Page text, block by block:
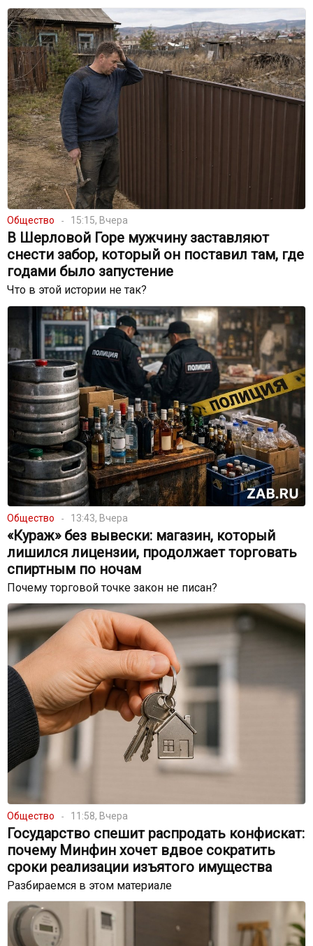
Общество 15:15, Вчера
В Шерловой Горе мужчину заставляют
снести забор, который он поставил там, где
годами было запустение
Что в этой истории не так?
Общество 13:43, Вчера
«Кураж» без вывески: магазин, который
лишился лицензии, продолжает торговать
спиртным по ночам
Почему торговой точке закон не писан?
Общество 11:58, Вчера
Государство спешит распродать конфискат:
почему Минфин хочет вдвое сократить
сроки реализации изъятого имущества
Разбираемся в этом материале